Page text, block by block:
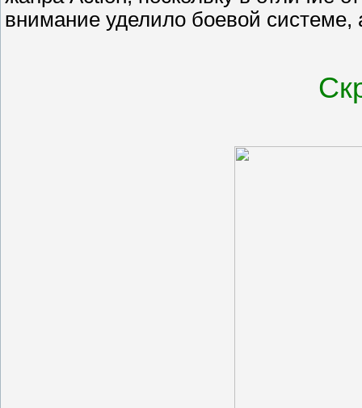
внимание уделило боевой